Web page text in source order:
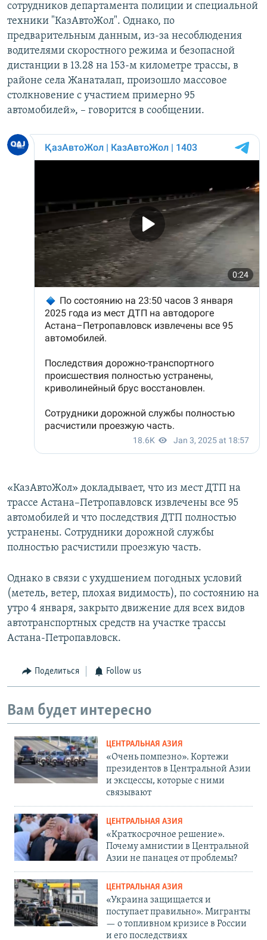
сотрудников департамента полиции и специальной
техники "КазАвтоЖол". Однако, по
предварительным данным, из-за несоблюдения
водителями скоростного режима и безопасной
дистанции в 13.28 на 153-м километре трассы, в
районе села Жанаталап, произошло массовое
столкновение с участием примерно 95
автомобилей», – говорится в сообщении.
«КазАвтоЖол» докладывает, что из мест ДТП на
трассе Астана–Петропавловск извлечены все 95
автомобилей и что последствия ДТП полностью
устранены. Сотрудники дорожной службы
полностью расчистили проезжую часть.
Однако в связи с ухудшением погодных условий
(метель, ветер, плохая видимость), по состоянию на
утро 4 января, закрыто движение для всех видов
автотранспортных средств на участке трассы
Астана-Петропавловск.
Поделиться Follow us
Вам будет интересно
ЦЕНТРАЛЬНАЯ АЗИЯ
«Очень помпезно». Кортежи
президентов в Центральной Азии
и эксцессы, которые с ними
связывают
ЦЕНТРАЛЬНАЯ АЗИЯ
«Краткосрочное решение».
Почему амнистии в Центральной
Азии не панацея от проблемы?
ЦЕНТРАЛЬНАЯ АЗИЯ
«Украина защищается и
поступает правильно». Мигранты
— о топливном кризисе в России
и его последствиях